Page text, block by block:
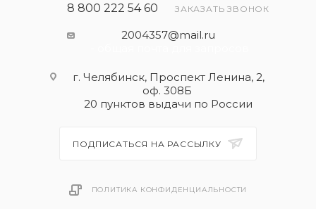
8 800 222 54 60 ЗАКАЗАТЬ ЗВОНОК
2004357@mail.ru
г. Челябинск, Проспект Ленина, 2,
оф. 308Б
20 пунктов выдачи по России
ПОДПИСАТЬСЯ НА РАССЫЛКУ
ПОЛИТИКА КОНФИДЕНЦИАЛЬНОСТИ